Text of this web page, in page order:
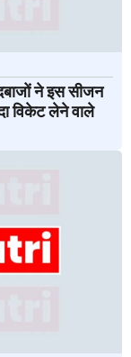
ने इस सीजन
विकेट लेने वाले